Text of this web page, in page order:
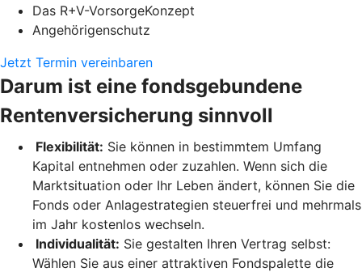
Das R+V-VorsorgeKonzept
Angehörigenschutz
Jetzt Termin vereinbaren
Darum ist eine fondsgebundene
Rentenversicherung sinnvoll
Flexibilität: Sie können in bestimmtem Umfang
Kapital entnehmen oder zuzahlen. Wenn sich die
Marktsituation oder Ihr Leben ändert, können Sie die
Fonds oder Anlagestrategien steuerfrei und mehrmals
im Jahr kostenlos wechseln.
Individualität: Sie gestalten Ihren Vertrag selbst:
Wählen Sie aus einer attraktiven Fondspalette die